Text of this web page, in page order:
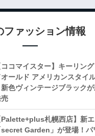
ファッション情報
ココマイスター】キーリン
オールド アメリカンスタイ
新色ヴィンテージブラック
Palette+plus札幌西店】新
secret Garden」が登場！パ